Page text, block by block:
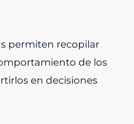
permiten recopilar
de los
en decisiones